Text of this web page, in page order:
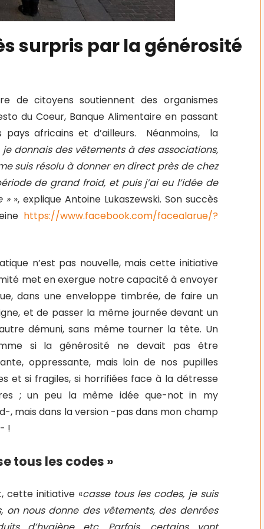
surpris par la générosité
de citoyens soutiennent des organismes
du Coeur, Banque Alimentaire en passant
africains et d’ailleurs. Néanmoins, la
je donnais des vêtements à des associations,
suis résolu à donner en direct près de chez
de grand froid, et puis j’ai eu l’idée de
» », explique Antoine Lukaszewski. Son succès
https://www.facebook.com/facealarue/?
n’est pas nouvelle, mais cette initiative
met en exergue notre capacité à envoyer
dans une enveloppe timbrée, de faire un
et de passer la même journée devant un
autre démuni, sans même tourner la tête. Un
si la générosité ne devait pas être
oppressante, mais loin de nos pupilles
et si fragiles, si horrifiées face à la détresse
; un peu la même idée que-not in my
, mais dans la version -pas dans mon champ
!
tous les codes »
cette initiative «casse tous les codes, je suis
nous donne des vêtements, des denrées